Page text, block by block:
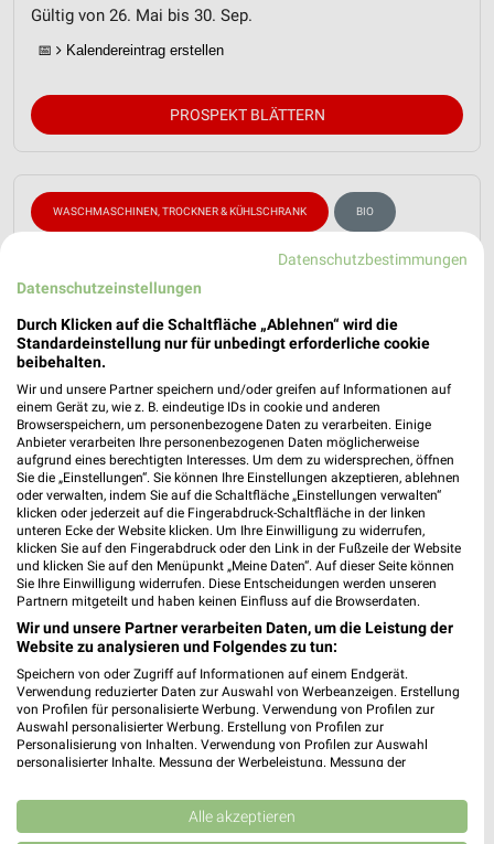
Gültig von 26. Mai bis 30. Sep.
📅 Kalendereintrag erstellen
PROSPEKT BLÄTTERN
WASCHMASCHINEN, TROCKNER & KÜHLSCHRANK BIO
Jetzt alle "Waschmaschinen, Trockner & Kühlschrank"
Themen entdecken!
Datenschutzbestimmungen
Datenschutzeinstellungen
Durch Klicken auf die Schaltfläche „Ablehnen“ wird die
Standardeinstellung nur für unbedingt erforderliche cookie
beibehalten.
Wir und unsere Partner speichern und/oder greifen auf Informationen auf
einem Gerät zu, wie z. B. eindeutige IDs in cookie und anderen
Browserspeichern, um personenbezogene Daten zu verarbeiten. Einige
Anbieter verarbeiten Ihre personenbezogenen Daten möglicherweise
aufgrund eines berechtigten Interesses. Um dem zu widersprechen, öffnen
Sie die „Einstellungen“. Sie können Ihre Einstellungen akzeptieren, ablehnen
oder verwalten, indem Sie auf die Schaltfläche „Einstellungen verwalten“
klicken oder jederzeit auf die Fingerabdruck-Schaltfläche in der linken
unteren Ecke der Website klicken. Um Ihre Einwilligung zu widerrufen,
klicken Sie auf den Fingerabdruck oder den Link in der Fußzeile der Website
und klicken Sie auf den Menüpunkt „Meine Daten“. Auf dieser Seite können
Sie Ihre Einwilligung widerrufen. Diese Entscheidungen werden unseren
Partnern mitgeteilt und haben keinen Einfluss auf die Browserdaten.
Wir und unsere Partner verarbeiten Daten, um die Leistung der
Website zu analysieren und Folgendes zu tun:
Speichern von oder Zugriff auf Informationen auf einem Endgerät.
Verwendung reduzierter Daten zur Auswahl von Werbeanzeigen. Erstellung
von Profilen für personalisierte Werbung. Verwendung von Profilen zur
Auswahl personalisierter Werbung. Erstellung von Profilen zur
Personalisierung von Inhalten. Verwendung von Profilen zur Auswahl
personalisierter Inhalte. Messung der Werbeleistung. Messung der
Kombinationen von Daten aus verschiedenen Quellen. Entwicklung und
Verbesserung der Angebote. Verwendung reduzierter Daten zur Auswahl
von Inhalten.
Alle akzeptieren